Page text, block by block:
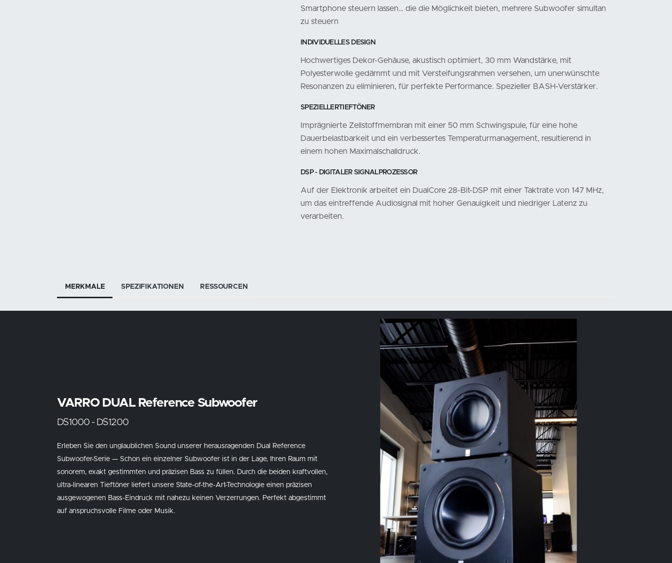
Smartphone steuern lassen… die die Möglichkeit bieten, mehrere Subwoofer simultan
zu steuern
INDIVIDUELLES DESIGN
Hochwertiges Dekor-Gehäuse, akustisch optimiert, 30 mm Wandstärke, mit
Polyesterwolle gedämmt und mit Versteifungsrahmen versehen, um unerwünschte
Resonanzen zu eliminieren, für perfekte Performance. Spezieller BASH-Verstärker.
SPEZIELLERTIEFTÖNER
Imprägnierte Zellstoffmembran mit einer 50 mm Schwingspule, für eine hohe
Dauerbelastbarkeit und ein verbessertes Temperaturmanagement, resultierend in
einem hohen Maximalschalldruck.
DSP - DIGITALER SIGNALPROZESSOR
Auf der Elektronik arbeitet ein DualCore 28-Bit-DSP mit einer Taktrate von 147 MHz,
um das eintreffende Audiosignal mit hoher Genauigkeit und niedriger Latenz zu
verarbeiten.
MERKMALE SPEZIFIKATIONEN RESSOURCEN
VARRO DUAL Reference Subwoofer
DS1000 - DS1200
Erleben Sie den unglaublichen Sound unserer herausragenden Dual Reference
Subwoofer-Serie — Schon ein einzelner Subwoofer ist in der Lage, Ihren Raum mit
sonorem, exakt gestimmten und präzisen Bass zu füllen. Durch die beiden kraftvollen,
ultra-linearen Tieftöner liefert unsere State-of-the-Art-Technologie einen präzisen
ausgewogenen Bass-Eindruck mit nahezu keinen Verzerrungen. Perfekt abgestimmt
auf anspruchsvolle Filme oder Musik.